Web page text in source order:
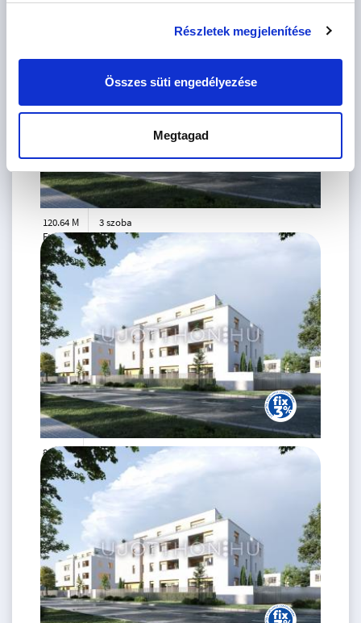
Részletek megjelenítése
Összes süti engedélyezése
Megtagad
120.64 M
Ft
76 m2
3 szoba
3. emelet
84.9 M Ft
59 m2
2 szoba
2.
emelet